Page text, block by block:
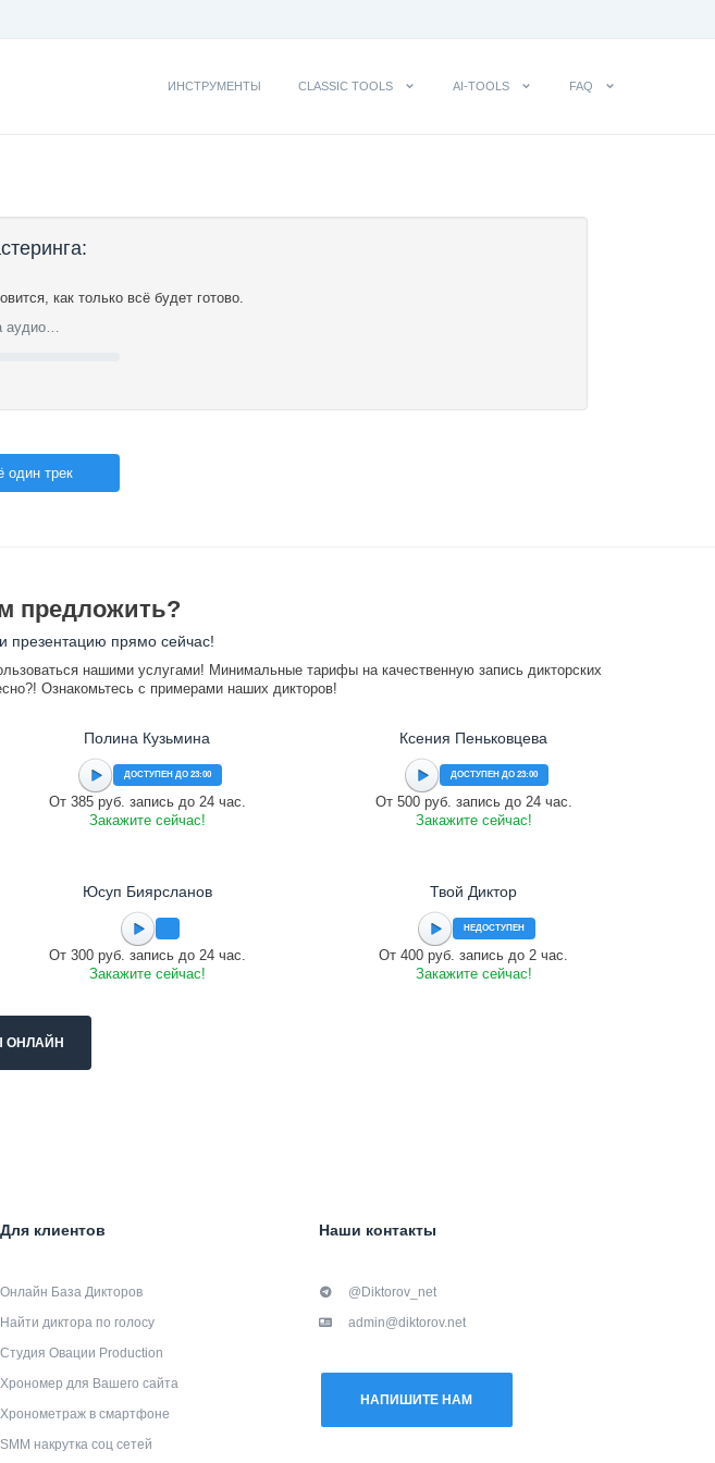
ИНСТРУМЕНТЫ CLASSIC TOOLS AI-TOOLS FAQ
как только всё будет готово.
аудио…
один трек
предложить?
презентацию прямо сейчас!
нашими услугами! Минимальные тарифы на качественную запись дикторских
Ознакомьтесь с примерами наших дикторов!
Полина Кузьмина
ДОСТУПЕН ДО 23:00
От 385 руб. запись до 24 час.
Закажите сейчас!
Ксения Пеньковцева
ДОСТУПЕН ДО 23:00
От 500 руб. запись до 24 час.
Закажите сейчас!
Юсуп Биярсланов
От 300 руб. запись до 24 час.
Закажите сейчас!
Твой Диктор
НЕДОСТУПЕН
От 400 руб. запись до 2 час.
Закажите сейчас!
ОНЛАЙН
Для клиентов
Онлайн База Дикторов
Найти диктора по голосу
Студия Овации Production
Хрономер для Вашего сайта
Хронометраж в смартфоне
SMM накрутка соц сетей
Наши контакты
@Diktorov_net
admin@diktorov.net
НАПИШИТЕ НАМ